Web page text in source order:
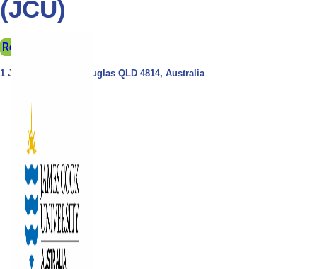
(JCU)
Request Info
1 James Cook Dr, Douglas QLD 4814, Australia